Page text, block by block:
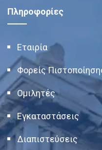
Πληροφορίες
Εταιρία
Φορείς
Ομιλητές
Εγκαταστάσεις
Διαπιστεύσεις